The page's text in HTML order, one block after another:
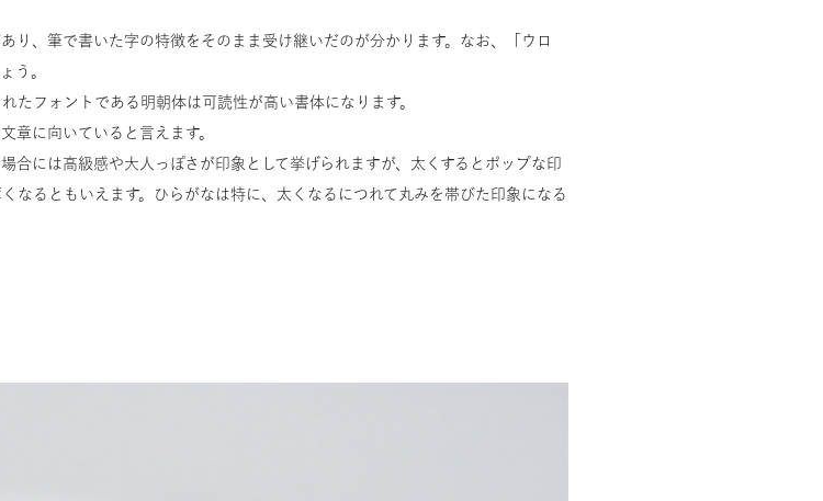
り、筆で書いた字の特徴をそのまま受け継いだのが分かります。なお、「ウロ
う。
たフォントである明朝体は可読性が高い書体になります。
章に向いていると言えます。
合には高級感や大人っぽさが印象として挙げられますが、太くするとポップな印
なるともいえます。ひらがなは特に、太くなるにつれて丸みを帯びた印象になる